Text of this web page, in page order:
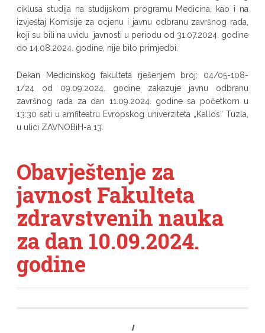
ciklusa studija na studijskom programu Medicina, kao i na
izvještaj Komisije za ocjenu i javnu odbranu završnog rada,
koji su bili na uvidu javnosti u periodu od 31.07.2024. godine
do 14.08.2024. godine, nije bilo primjedbi.
Dekan Medicinskog fakulteta rješenjem broj: 04/05-108-
1/24 od 09.09.2024. godine zakazuje javnu odbranu
završnog rada za dan 11.09.2024. godine sa početkom u
13:30 sati u amfiteatru Evropskog univerziteta „Kallos“ Tuzla,
u ulici ZAVNOBiH-a 13.
Obavještenje za
javnost Fakulteta
zdravstvenih nauka
za dan 10.09.2024.
godine
I